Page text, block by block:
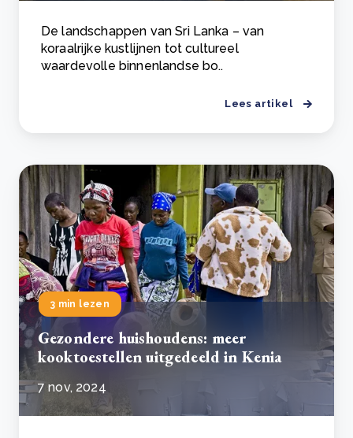
De landschappen van Sri Lanka – van
koraalrijke kustlijnen tot cultureel
waardevolle binnenlandse bo..
Lees artikel
3 min lezen
Gezondere huishoudens: meer
kooktoestellen uitgedeeld in Kenia
7 nov, 2024